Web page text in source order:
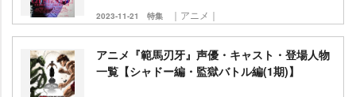
2023-11-21 特集 ｜アニメ｜
アニメ『範馬刃牙』声優・キャスト・登場人物
一覧【シャドー編・監獄バトル編(1期)】